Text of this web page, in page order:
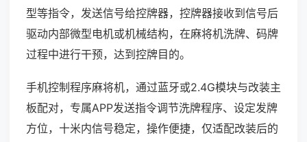
型等指令，发送信号给控牌器，控牌器接收到信号后
驱动内部微型电机或机械结构，在麻将机洗牌、码牌
过程中进行干预，达到控牌目的。
手机控制程序麻将机，通过蓝牙或2.4G模块与改装主
板配对，专属APP发送指令调节洗牌程序、设定发牌
方位，十米内信号稳定，操作便捷，仅适配改装后的